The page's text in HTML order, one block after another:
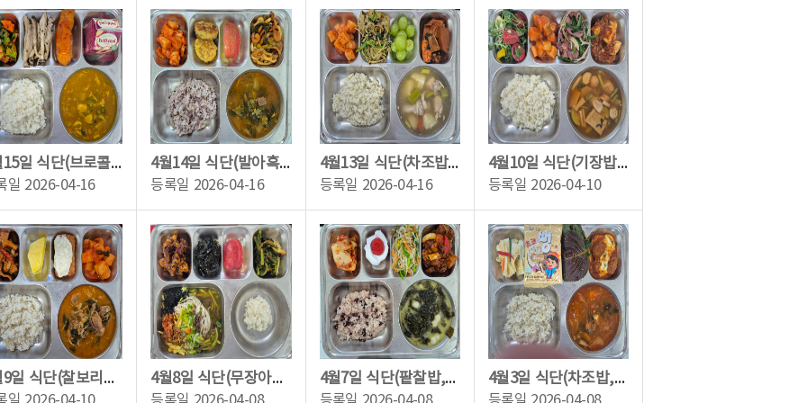
4월15일 식단(브로콜리치킨카레라이스,5마리통새우꼬치,오이부추무침,새송이버섯구이,...
일 2026-04-16
4월14일 식단(발아흑미밥,사골우거지국,에그랑땡,해물볶음우동,배추김치,강릉사과)
등록일 2026-04-16
4월13일 식단(차조밥,한방닭곰탕,이면수순살조림,탕평채,깍두기,청포도)
등록일 2026-04-16
4월10일 식단(기장밥,어묵매운탕,마파두부,훈제오리숙주볶음,방울토마토치즈샐러드,깍...
등록일 2026-04-10
4월9일 식단(찰보리밥,우거지김지탕,어묵곤약조림,담백한광어까스(타르소스),깍두기,골...
4월8일 식단(무장아찌주먹밥,잔치국수,깐풍치킨,열무김치,강릉사과,찹쌀밥(자율))
4월7일 식단(팥찰밥,조랭이들깨미역국,매콤돼지길비찜,삼색나물무침,배추김치,생딸기...
4월3일 식단(차조밥,참치김치전골,토마토미트볼조림,양념깻잎,백김치,초코쌀뻥)